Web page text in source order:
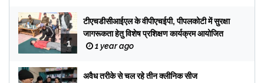
1
टीएचडीसीआईएल के वीपीएचईपी, पीपलकोटी में सुरक्षा
जागरूकता हेतु विशेष प्रशिक्षण कार्यक्रम आयोजित
1 year ago
अवैध तरीके से चल रहे तीन क्लीनिक सीज